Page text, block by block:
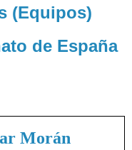
(Equipos)
de España
Morán